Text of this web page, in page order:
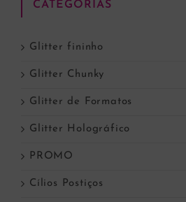
CATEGORIAS
Glitter fininho
Glitter Chunky
Glitter de Formatos
Glitter Holográfico
PROMO
Cílios Postiços